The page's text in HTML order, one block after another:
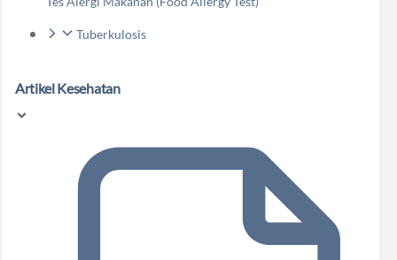
Tuberkulosis
Artikel Kesehatan